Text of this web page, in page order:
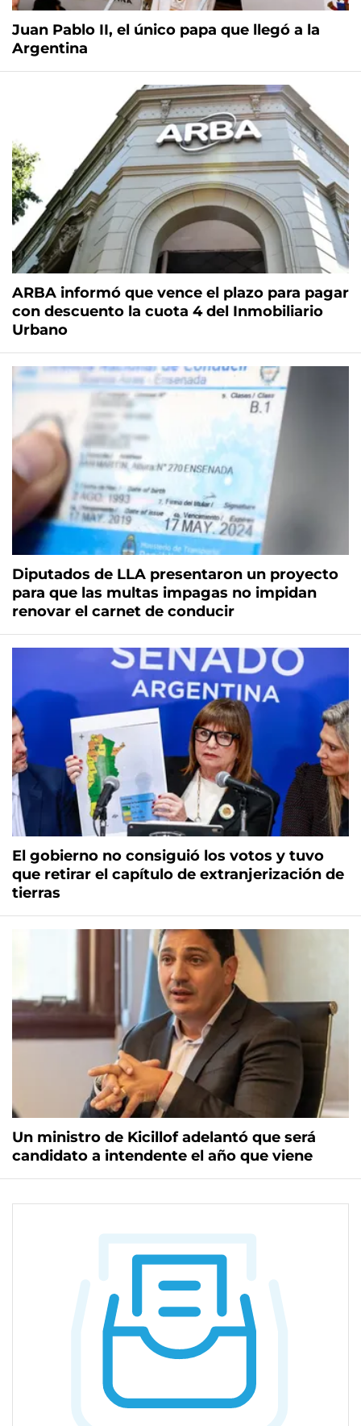
Juan Pablo II, el único papa que llegó a la
Argentina
ARBA informó que vence el plazo para pagar
con descuento la cuota 4 del Inmobiliario
Urbano
Diputados de LLA presentaron un proyecto
para que las multas impagas no impidan
renovar el carnet de conducir
El gobierno no consiguió los votos y tuvo
que retirar el capítulo de extranjerización de
tierras
Un ministro de Kicillof adelantó que será
candidato a intendente el año que viene